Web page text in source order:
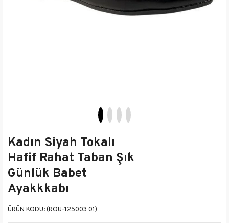
Kadın Siyah Tokalı
Hafif Rahat Taban Şık
Günlük Babet
Ayakkkabı
(ROU-125003 01)